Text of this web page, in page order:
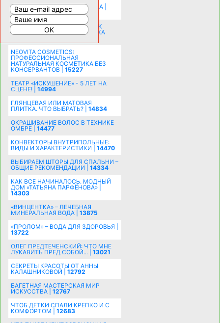
РАСШИРЕНИЯ ПРОСТРАНСТВА |
16192
СОБИРАЕМСЯ НА ПРАЗДНИК К
МОЛОДОЖЕНАМ: ПОДГОТОВКА
NEOVITA COSMETICS:
ПРОФЕССИОНАЛЬНАЯ
НАТУРАЛЬНАЯ КОСМЕТИКА БЕЗ
КОНСЕРВАНТОВ | 15227
ТЕАТР «ИСКУШЕНИЕ» - 5 ЛЕТ НА
СЦЕНЕ! | 14994
ГЛЯНЦЕВАЯ ИЛИ МАТОВАЯ
ПЛИТКА. ЧТО ВЫБРАТЬ? | 14834
ОКРАШИВАНИЕ ВОЛОС В ТЕХНИКЕ
ОМБРЕ | 14477
КОНВЕКТОРЫ ВНУТРИПОЛЬНЫЕ:
ВИДЫ И ХАРАКТЕРИСТИКИ | 14470
ВЫБИРАЕМ ШТОРЫ ДЛЯ СПАЛЬНИ –
ОБЩИЕ РЕКОМЕНДАЦИИ | 14334
КАК ВСЕ НАЧИНАЛОСЬ. МОДНЫЙ
ДОМ «ТАТЬЯНА ПАРФЁНОВА» |
14303
«ВИНЦЕНТКА» – ЛЕЧЕБНАЯ
МИНЕРАЛЬНАЯ ВОДА | 13875
«ПРОЛОМ» – ВОДА ДЛЯ ЗДОРОВЬЯ |
13722
ОЛЕГ ПРЕДТЕЧЕНСКИЙ: ЧТО МНЕ
ЛУКАВИТЬ ПРЕД СОБОЙ... | 13021
СЕКРЕТЫ КРАСОТЫ ОТ АННЫ
КАЛАШНИКОВОЙ | 12792
БАГЕТНАЯ МАСТЕРСКАЯ МИР
ИСКУССТВА | 12767
ЧТОБ ДЕТКИ СПАЛИ КРЕПКО И С
КОМФОРТОМ | 12683